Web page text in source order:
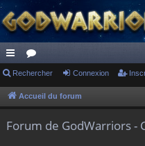
ac
co
or
u
Rechercher Connexion
Accueil du forum
Forum de GodWarriors -